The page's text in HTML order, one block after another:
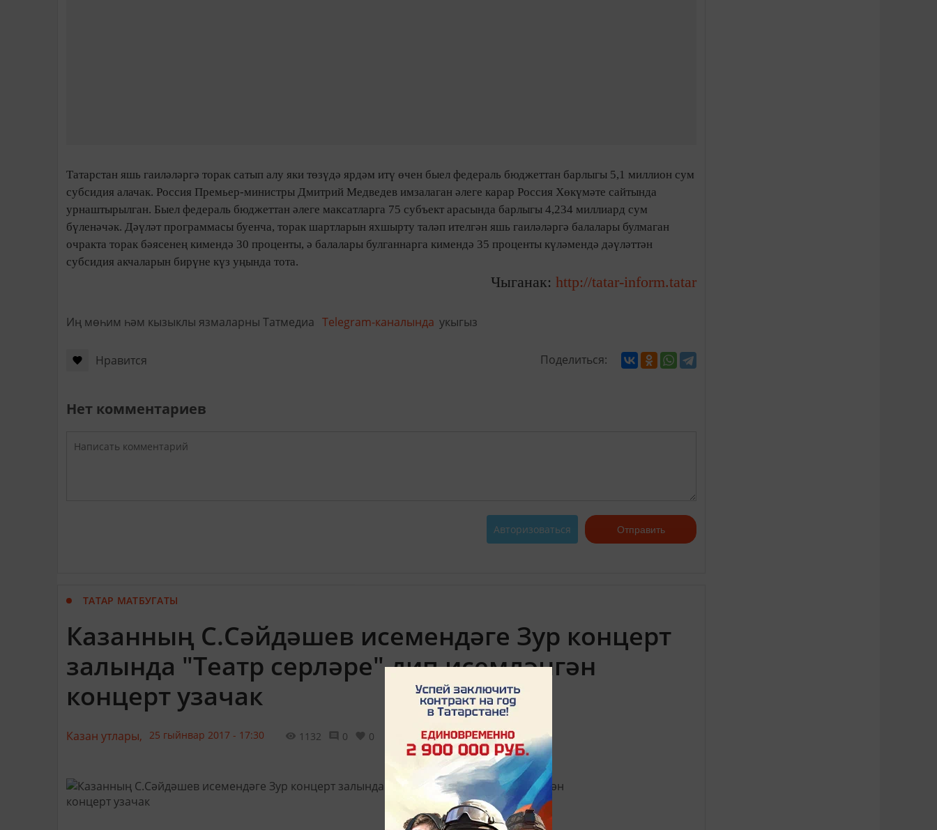
Татарстан яшь гаиләләргә торак сатып алу яки төзүдә ярдәм итү өчен быел федераль бюджеттан барлыгы 5,1 миллион сум
субсидия алачак. Россия Премьер-министры Дмитрий Медведев имзалаган әлеге карар Россия Хөкүмәте сайтында
урнаштырылган. Быел федераль бюджеттан әлеге максатларга 75 субъект арасында барлыгы 4,234 миллиард сум
бүленәчәк. Дәүләт программасы буенча, торак шартларын яхшырту таләп ителгән яшь гаиләләргә балалары булмаган
очракта торак бәясенең кимендә 30 проценты, ә балалары булганнарга кимендә 35 проценты күләмендә дәүләттән
субсидия акчаларын бирүне күз уңында тота.
Чыганак: http://tatar-inform.tatar
Иң мөһим һәм кызыклы язмаларны Татмедиа Telegram-каналында укыгыз
Нравится Поделиться:
Нет комментариев
Авторизоваться Отправить
ТАТАР МАТБУГАТЫ
Казанның С.Сәйдәшев исемендәге Зур концерт
залында "Театр серләре" дип исемләнгән
концерт узачак
Казан утлары, 25 гыйнвар 2017 - 17:30 1132 0 0